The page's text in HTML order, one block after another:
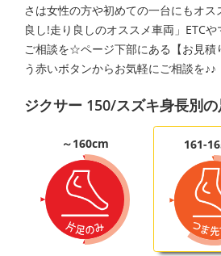
さは女性の方や初めての一台にもオ
良し!走り良しのオススメ車両」ETC
ご相談を☆ページ下部にある【お見積
う赤いボタンからお気軽にご相談を♪♪
ジクサー 150/スズキ身長別
～160cm 161-